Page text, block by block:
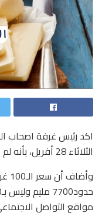
اكد رئيس غرفة اصحاب
الثلاثاء 28 أفريل، بأنه لم يتم الترفيع في أسعار الزبدة .
مواقع التواصل